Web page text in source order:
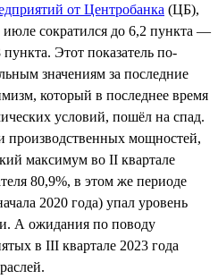
от Центробанка (ЦБ),
июле сократился до 6,2 пункта —
Этот показатель по-
значениям за последние
который в последнее время
условий, пошёл на спад.
производственных мощностей,
максимум во II квартале
80,9%, в этом же периоде
2020 года) упал уровень
А ожидания по поводу
в III квартале 2023 года